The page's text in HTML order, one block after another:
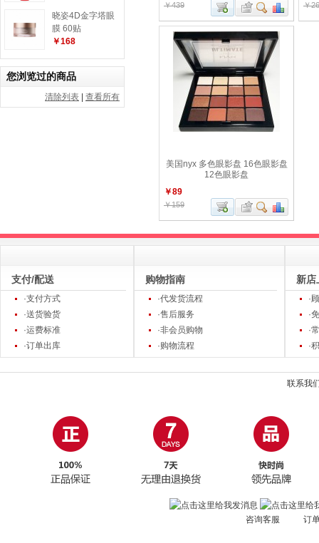
￥439 ￥
美国nyx 多色眼影盘 16色眼影盘
12色眼影盘
￥89
￥159
晓姿4D金字塔眼
膜 60贴
￥168
您浏览过的商品
清除列表 查看所有
支付/配送
·支付方式
·送货验货
·运费标准
·订单出库
购物指南
·代发货流程
·售后服务
·非会员购物
·购物流程
新店
·
·
·
·
联系我
咨询客服 订